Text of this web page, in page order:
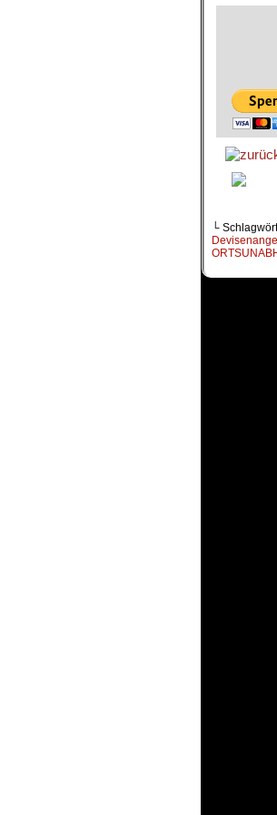
└